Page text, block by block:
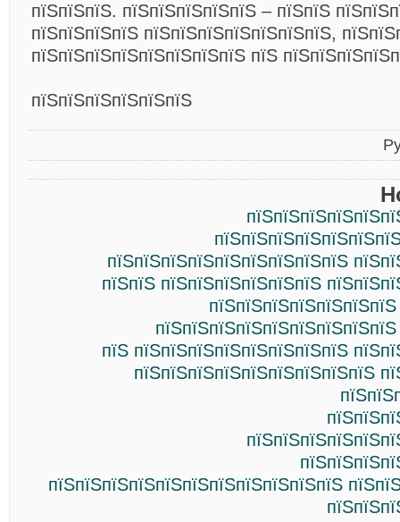
пїЅпїЅпїЅ. пїЅпїЅпїЅпїЅпїЅ – пїЅпїЅ
пїЅпїЅпїЅпїЅ пїЅпїЅпїЅпїЅпїЅпїЅпїЅ,
пїЅпїЅпїЅпїЅпїЅпїЅпїЅпїЅ пїЅ
пїЅпїЅпїЅпїЅпїЅпїЅ
пїЅпїЅпїЅпїЅпїЅпїЅпїЅпїЅпїЅ
пїЅпїЅ пїЅпїЅпїЅпїЅпїЅпїЅ
пїЅ пїЅпїЅпїЅпїЅпїЅпїЅпїЅпїЅ
пїЅпїЅпїЅпїЅпїЅпїЅпїЅпїЅпїЅ
пїЅпїЅпїЅпїЅпїЅпїЅпїЅпїЅпїЅпїЅпїЅ